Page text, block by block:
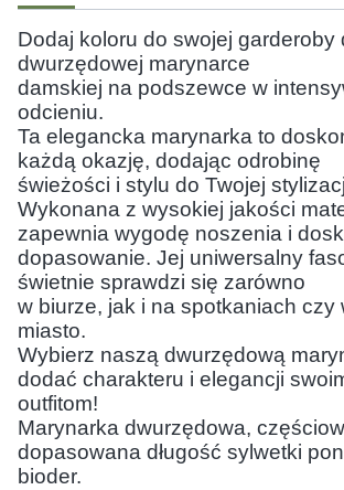
Dodaj koloru do swojej garderoby
dwurzędowej marynarce
damskiej na podszewce w
odcieniu.
Ta elegancka marynarka to
każdą okazję, dodając odrobinę
świeżości i stylu do Twojej
Wykonana z wysokiej jakości
zapewnia wygodę noszenia i
dopasowanie. Jej uniwersalny
świetnie sprawdzi się zarówno
w biurze, jak i na spotkaniach czy
miasto.
Wybierz naszą dwurzędową
dodać charakteru i elegancji
outfitom!
Marynarka dwurzędowa,
dopasowana długość sylwetki
bioder.